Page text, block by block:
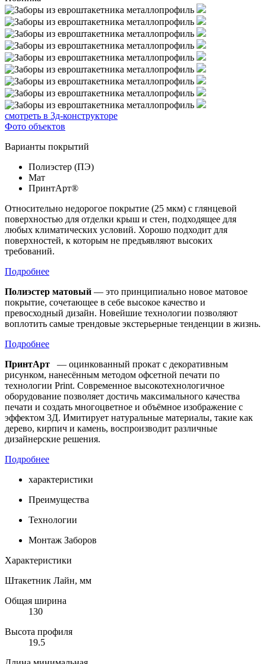
смотреть в 3д-конструкторе
Фото объектов
Варианты покрытий
Полиэстер (ПЭ)
Мат
ПринтАрт®
Относительно недорогое покрытие (25 мкм) с глянцевой
поверхностью для отделки крыш и стен, подходящее для
любых климатических условий. Хорошо подходит для
поверхностей, к которым не предъявляют высоких
требований.
Подробнее
Полиэстер матовый — это принципиально новое матовое
покрытие, сочетающее в себе высокое качество и
превосходный дизайн. Новейшие технологии позволяют
воплотить самые трендовые экстерьерные тенденции в жизнь.
Подробнее
ПринтАрт
— оцинкованный прокат с декоративным
рисунком, нанесённым методом офсетной печати по
технологии Print. Современное высокотехнологичное
оборудование позволяет достичь максимального качества
печати и создать многоцветное и объёмное изображение с
эффектом 3Д. Имитирует натуральные материалы, такие как
дерево, кирпич и камень, воспроизводит различные
дизайнерские решения.
Подробнее
характеристики
Преимущества
Технологии
Монтаж Заборов
Характеристики
Штакетник Лайн, мм
Общая ширина
130
Высота профиля
19.5